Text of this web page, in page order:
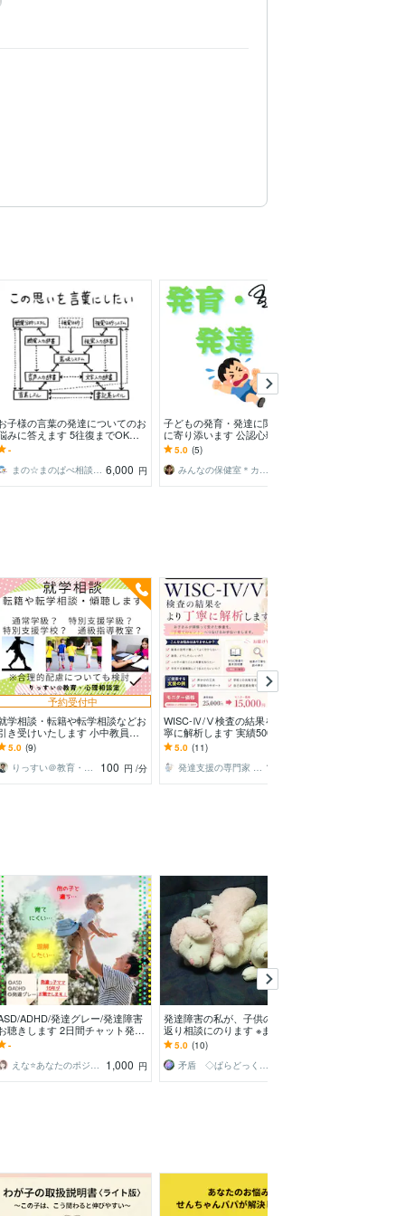
子様の言葉の発達についてのお
みに答えます 5往復までOK☆
っくり時間をかけて相談したい
方にオススメ！
-
まの☆まのぱぺ相談室室長 6,000 円
子どもの発育・発達に関する悩み
に寄り添います 公認心理師・保
健師・保育士資格を持つ4児の母
です
5.0 (5)
みんなの保健室＊カウンセラーえみ
予約受付中
学相談・転籍や転学相談などお
き受けいたします 小中教員歴
３年の元校長／上級心理カウン
セラーが寄り添います
5.0 (9)
りっすい＠教育・心理相談室
100 円 /分
WISC-Ⅳ/Ⅴ検査の結果をより丁
寧に解析します 実績500件超／役
立てやすい支援策をご提案いたし
ます！
5.0 (11)
発達支援の専門家 エリ 15,000
ADHD/発達グレー/発達障害
聴きします 2日間チャット発達
子育て20年ママにあなたの想い
吐き出して
-
えな⭐️あなたのポジティブ応援団
1,000 円
発達障害の私が、子供の頃を振り
返り相談にのります ※まずはダイ
レクトメッセージへお問い合わせ
をお願いします。
5.0 (10)
矛盾 ◇ぱらどっくす◇